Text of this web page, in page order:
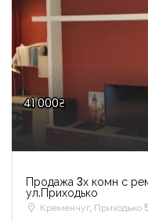
41 000₴
Продажа 3х комн с
ул.Приходько
Кременчуг, Приходько